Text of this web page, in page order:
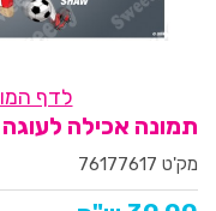
לדף
תמונה אכילה לעוגה
מק'ט 76177617